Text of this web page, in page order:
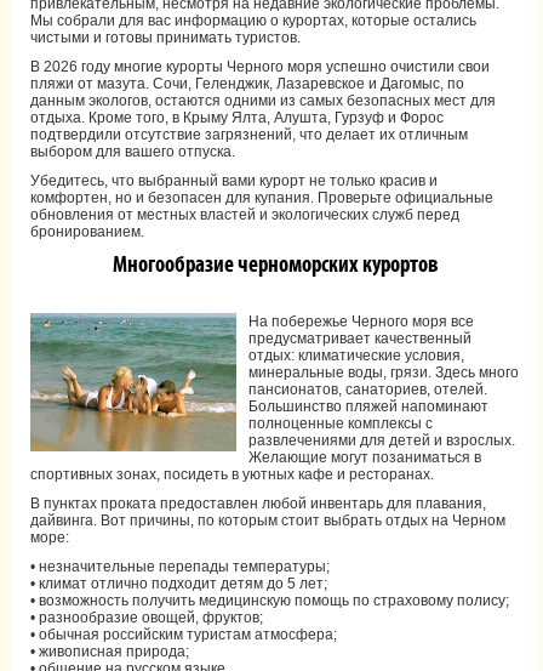
привлекательным, несмотря на недавние экологические проблемы.
Мы собрали для вас информацию о курортах, которые остались
чистыми и готовы принимать туристов.
В 2026 году многие курорты Черного моря успешно очистили свои
пляжи от мазута. Сочи, Геленджик, Лазаревское и Дагомыс, по
данным экологов, остаются одними из самых безопасных мест для
отдыха. Кроме того, в Крыму Ялта, Алушта, Гурзуф и Форос
подтвердили отсутствие загрязнений, что делает их отличным
выбором для вашего отпуска.
Убедитесь, что выбранный вами курорт не только красив и
комфортен, но и безопасен для купания. Проверьте официальные
обновления от местных властей и экологических служб перед
бронированием.
Многообразие черноморских курортов
На побережье Черного моря все
предусматривает качественный
отдых: климатические условия,
минеральные воды, грязи. Здесь много
пансионатов, санаториев, отелей.
Большинство пляжей напоминают
полноценные комплексы с
развлечениями для детей и взрослых.
Желающие могут позаниматься в
спортивных зонах, посидеть в уютных кафе и ресторанах.
В пунктах проката предоставлен любой инвентарь для плавания,
дайвинга. Вот причины, по которым стоит выбрать отдых на Черном
море:
• незначительные перепады температуры;
• климат отлично подходит детям до 5 лет;
• возможность получить медицинскую помощь по страховому полису;
• разнообразие овощей, фруктов;
• обычная российским туристам атмосфера;
• живописная природа;